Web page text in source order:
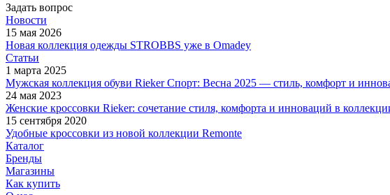
Задать вопрос
Новости
15 мая 2026
Новая коллекция одежды STROBBS уже в Omadey
Статьи
1 марта 2025
Мужская коллекция обуви Rieker Спорт: Весна 2025 — стиль, комфорт и
24 мая 2023
Женские кроссовки Rieker: сочетание стиля, комфорта и инноваций в
15 сентября 2020
Удобные кроссовки из новой коллекции Remonte
Каталог
Бренды
Магазины
Как купить